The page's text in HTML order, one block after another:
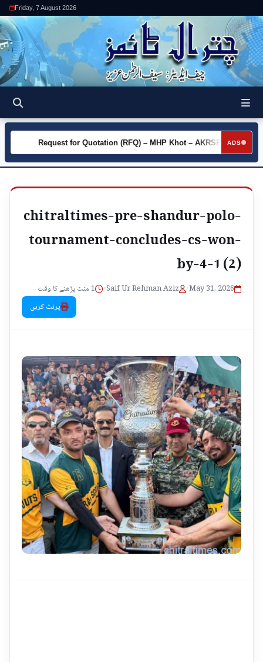
Friday, 7 August 2026
ADS
►
Request for Quotation (RFQ) – MHP Khot – AKRSP
chitraltimes-pre-shandur-polo-
tournament-concludes-cs-won-
by-4-1 (2)
May 31, 2026
•
Saif Ur Rehman Aziz
•
1 منٹ پڑھنے کا وقت
پرنٹ کریں